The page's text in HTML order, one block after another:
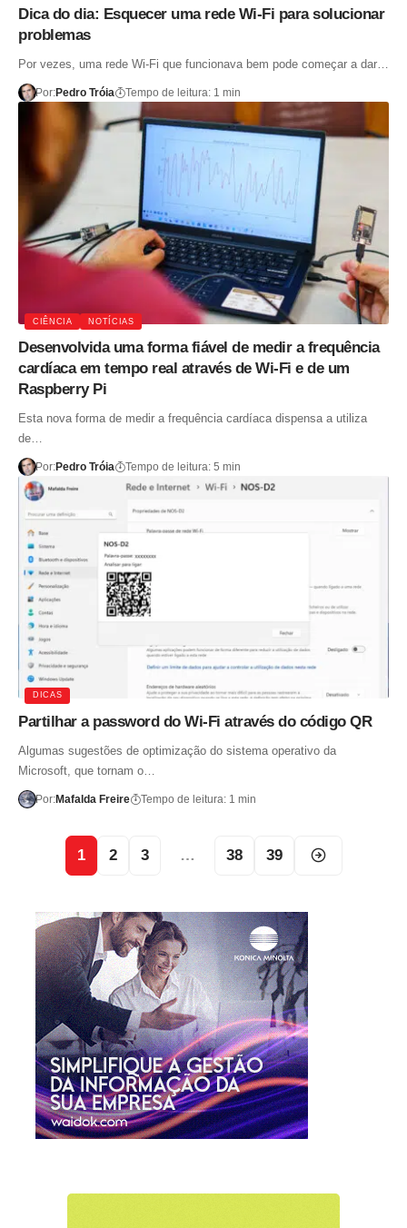
Dica do dia: Esquecer uma rede Wi-Fi para solucionar
problemas
Por vezes, uma rede Wi-Fi que funcionava bem pode começar a dar…
Por:Pedro Tróia Tempo de leitura: 1 min
CIÊNCIA NOTÍCIAS
Desenvolvida uma forma fiável de medir a frequência
cardíaca em tempo real através de Wi-Fi e de um
Raspberry Pi
Esta nova forma de medir a frequência cardíaca dispensa a utiliza
de…
Por:Pedro Tróia Tempo de leitura: 5 min
DICAS
Partilhar a password do Wi-Fi através do código QR
Algumas sugestões de optimização do sistema operativo da
Microsoft, que tornam o…
Por:Mafalda Freire Tempo de leitura: 1 min
1 2 3 … 38 39